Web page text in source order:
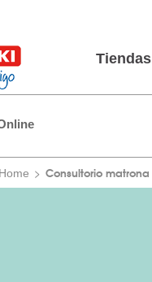
Tiendas
Home Consultorio matrona